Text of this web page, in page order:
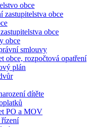
obce
zastupitelstva obce
obce
obce
smlouvy
obce, rozpočtová opatření
plán
dítěte
PO a MOV